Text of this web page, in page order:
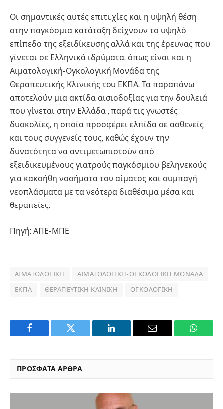
Οι σημαντικές αυτές επιτυχίες και η υψηλή θέση
στην παγκόσμια κατάταξη δείχνουν το υψηλό
επίπεδο της εξειδίκευσης αλλά και της έρευνας που
γίνεται σε Ελληνικά ιδρύματα, όπως είναι και η
Αιματολογική-Ογκολογική Μονάδα της
Θεραπευτικής Κλινικής του ΕΚΠΑ. Τα παραπάνω
αποτελούν μια ακτίδα αισιοδοξίας για την δουλειά
που γίνεται στην Ελλάδα , παρά τις γνωστές
δυσκολίες, η οποία προσφέρει ελπίδα σε ασθενείς
και τους συγγενείς τους, καθώς έχουν την
δυνατότητα να αντιμετωπιστούν από
εξειδικευμένους γιατρούς παγκόσμιου βεληνεκούς
για κακοήθη νοσήματα του αίματος και συμπαγή
νεοπλάσματα με τα νεότερα διαθέσιμα μέσα και
θεραπείες.
Πηγή: ΑΠΕ-ΜΠΕ
ΑΙΜΑΤΟΛΟΓΙΚΉ ΑΙΜΑΤΟΛΟΓΙΚΉ-ΟΓΚΟΛΟΓΙΚΉ ΜΟΝΆΔΑ
ΕΚΠΑ ΘΕΡΑΠΕΥΤΙΚΉ ΚΛΙΝΙΚΉ ΟΓΚΟΛΟΓΙΚΉ
Facebook Twitter LinkedIn Email
ΠΡΟΣΦΑΤΑ ΑΡΘΡΑ